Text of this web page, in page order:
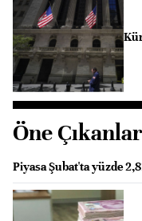
Öne Çıkanlar
Piyasa Şubat'ta yüzde